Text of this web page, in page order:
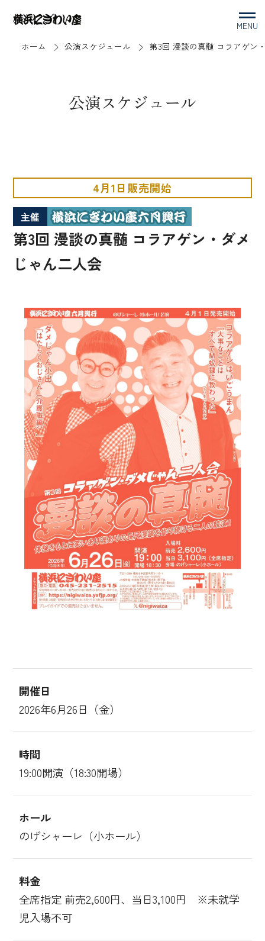
MENU
ホーム
公演スケジュール 第3回 漫談の真髄 コラアゲン
公演スケジュール
4月1日販売開始
主催
第3回 漫談の真髄 コラアゲン・ダメ
じゃん二人会
開催日
2026年6月26日（金）
時間
19:00開演（18:30開場）
ホール
のげシャーレ（小ホール）
料金
全席指定 前売2,600円、当日3,100円 ※未就学
児入場不可